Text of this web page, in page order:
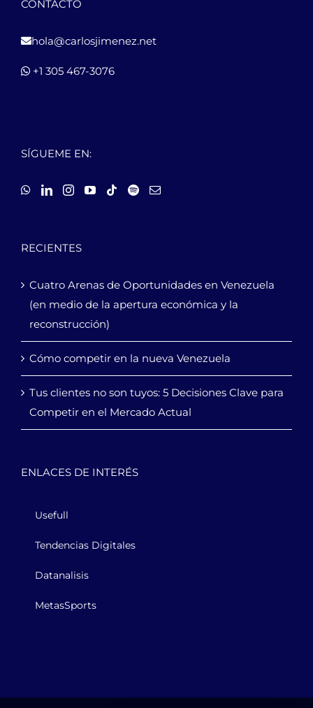
CONTACTO
hola@carlosjimenez.net
+1 305 467-3076
SÍGUEME EN:
RECIENTES
Cuatro Arenas de Oportunidades en Venezuela
(en medio de la apertura económica y la
reconstrucción)
Cómo competir en la nueva Venezuela
Tus clientes no son tuyos: 5 Decisiones Clave para
Competir en el Mercado Actual
ENLACES DE INTERÉS
Usefull
Tendencias Digitales
Datanalisis
MetasSports